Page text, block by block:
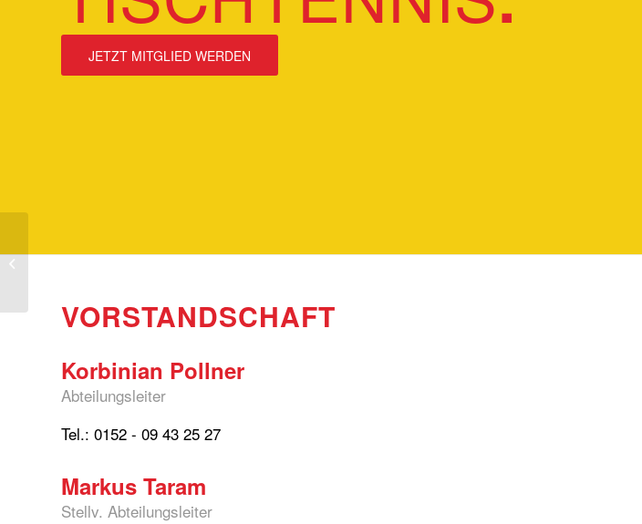
JETZT MITGLIED WERDEN
VORSTANDSCHAFT
Korbinian Pollner
Abteilungsleiter
Tel.: 0152 - 09 43 25 27
Markus Taram
Stellv. Abteilungsleiter